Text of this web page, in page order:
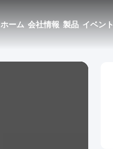
ホーム 会社情報 製品 イベント